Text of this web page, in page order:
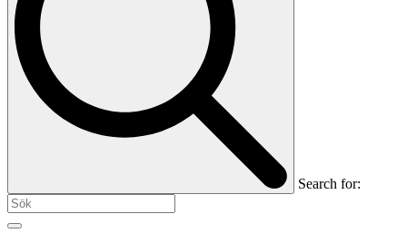
Search for: